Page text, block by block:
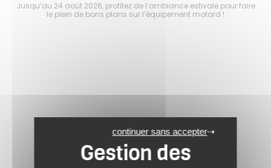
Jusqu’au 24 août 2026, profitez de l’ambiance estivale pour faire
le plein de bons plans sur l’équipement motard !
continuer sans accepter